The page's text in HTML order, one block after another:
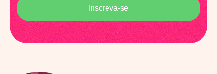
Inscreva-se